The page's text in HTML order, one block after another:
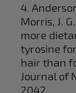
4.
Morris, J.
more
tyrosine
hair than
Journal of
2042.